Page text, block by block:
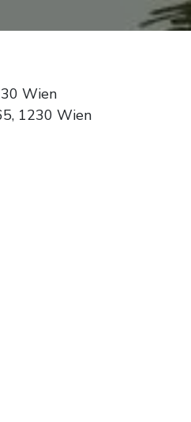
Wien
1230 Wien